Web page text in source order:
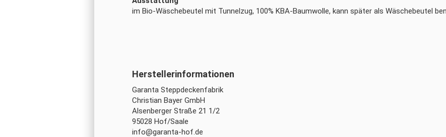
im Bio-Wäschebeutel mit Tunnelzug, 100% KBA-Baumwolle, kann später als Wäschebeutel
Garanta Steppdeckenfabrik
Christian Bayer GmbH
Alsenberger Straße 21 1/2
95028 Hof/Saale
info@garanta-hof.de